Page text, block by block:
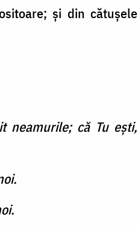
şi din cătuşele
neamurile; că Tu eşti,